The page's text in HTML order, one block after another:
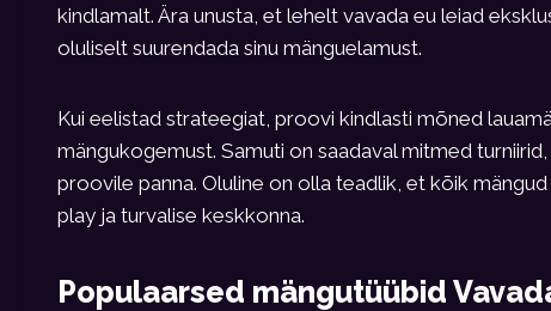
kindlamalt. Ära unusta, et lehelt vavada eu leiad
oluliselt suurendada sinu mänguelamust.
Kui eelistad strateegiat, proovi kindlasti mõned
mängukogemust. Samuti on saadaval mitmed
proovile panna. Oluline on olla teadlik, et kõik
play ja turvalise keskkonna.
Populaarsed mängutüübid